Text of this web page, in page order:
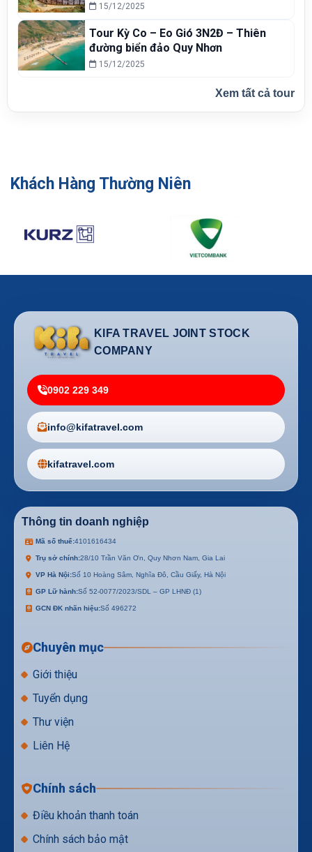
15/12/2025
Tour Kỳ Co – Eo Gió 3N2Đ – Thiên
đường biển đảo Quy Nhơn
15/12/2025
Xem tất cả tour
Khách Hàng Thường Niên
KIFA TRAVEL JOINT STOCK
COMPANY
0902 229 349
info@kifatravel.com
kifatravel.com
Thông tin doanh nghiệp
Mã số thuế:4101616434
Trụ sở chính:28/10 Trần Văn Ơn, Quy Nhơn Nam, Gia Lai
VP Hà Nội:Số 10 Hoàng Sâm, Nghĩa Đô, Cầu Giấy, Hà Nội
GP Lữ hành:Số 52-0077/2023/SDL – GP LHNĐ (1)
GCN ĐK nhãn hiệu:Số 496272
Chuyên mục
Giới thiệu
Tuyển dụng
Thư viện
Liên Hệ
Chính sách
Điều khoản thanh toán
Chính sách bảo mật